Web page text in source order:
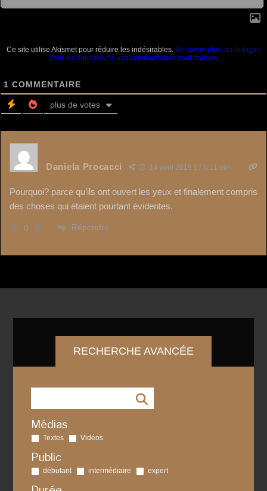
Ce site utilise Akismet pour réduire les indésirables. En savoir plus sur la façon
dont les données de vos commentaires sont traitées.
1 COMMENTAIRE
plus de votes
Daniela Procacci 14 avril 2019 17 h 11 min
Pourquoi? parce qu’ils ont ouvert les yeux et finalement compris
des choses qui étaient pourtant évidentes.
0 Répondre
RECHERCHE AVANCÉE
Médias
Textes Vidéos
Public
débutant intermédiaire expert